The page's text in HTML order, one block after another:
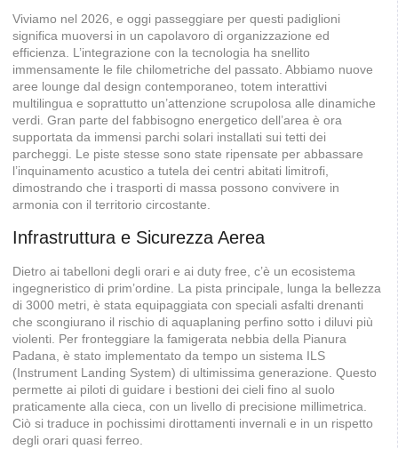
Viviamo nel 2026, e oggi passeggiare per questi padiglioni
significa muoversi in un capolavoro di organizzazione ed
efficienza. L’integrazione con la tecnologia ha snellito
immensamente le file chilometriche del passato. Abbiamo nuove
aree lounge dal design contemporaneo, totem interattivi
multilingua e soprattutto un’attenzione scrupolosa alle dinamiche
verdi. Gran parte del fabbisogno energetico dell’area è ora
supportata da immensi parchi solari installati sui tetti dei
parcheggi. Le piste stesse sono state ripensate per abbassare
l’inquinamento acustico a tutela dei centri abitati limitrofi,
dimostrando che i trasporti di massa possono convivere in
armonia con il territorio circostante.
Infrastruttura e Sicurezza Aerea
Dietro ai tabelloni degli orari e ai duty free, c’è un ecosistema
ingegneristico di prim’ordine. La pista principale, lunga la bellezza
di 3000 metri, è stata equipaggiata con speciali asfalti drenanti
che scongiurano il rischio di aquaplaning perfino sotto i diluvi più
violenti. Per fronteggiare la famigerata nebbia della Pianura
Padana, è stato implementato da tempo un sistema ILS
(Instrument Landing System) di ultimissima generazione. Questo
permette ai piloti di guidare i bestioni dei cieli fino al suolo
praticamente alla cieca, con un livello di precisione millimetrica.
Ciò si traduce in pochissimi dirottamenti invernali e in un rispetto
degli orari quasi ferreo.